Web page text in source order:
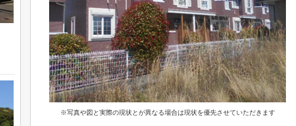
※写真や図と実際の現状とが異なる場合は現状を優先させていただきます